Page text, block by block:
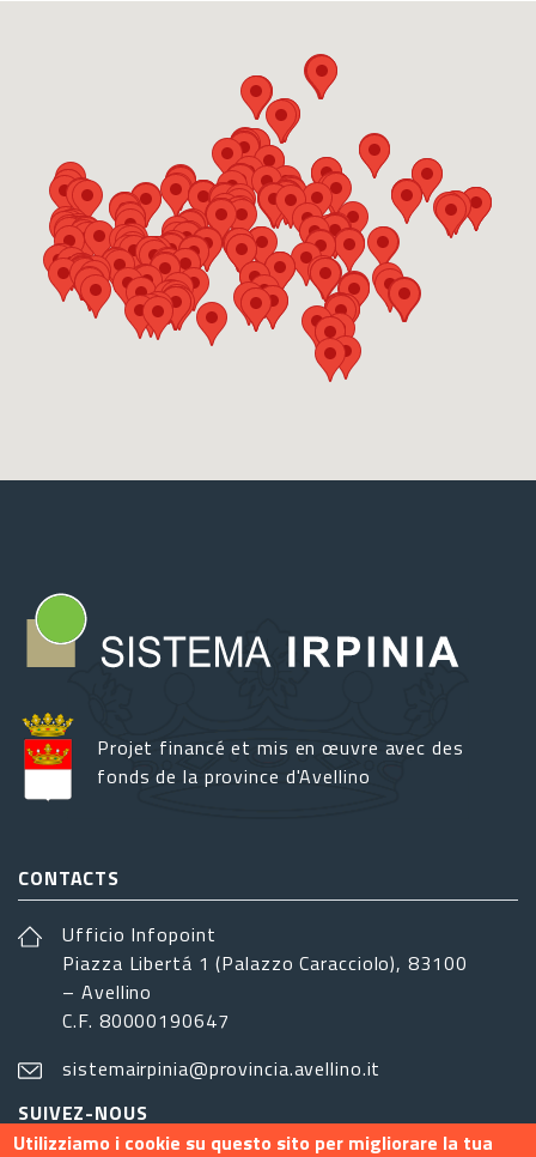
Projet financé et mis en œuvre avec des
fonds de la province d'Avellino
CONTACTS
Ufficio Infopoint
Piazza Libertá 1 (Palazzo Caracciolo), 83100
– Avellino
C.F. 80000190647
sistemairpinia@provincia.avellino.it
SUIVEZ-NOUS
Utilizziamo i cookie su questo sito per migliorare la tua